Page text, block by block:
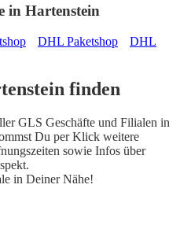
in Hartenstein
DHL Paketshop
DHL
finden
GLS Geschäfte und Filialen in
Du per Klick weitere
sowie Infos über
in Deiner Nähe!